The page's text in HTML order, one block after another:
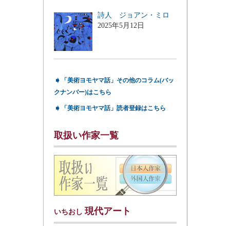
詩人 ジョアン・ミロ
2025年5月12日
➧
「美術ヨモヤマ話」その他のコラム(バッ
クナンバー)はこちら
➧ 「美術ヨモヤマ話」読者登録はこちら
取扱い作家一覧
いちおし 現代アート